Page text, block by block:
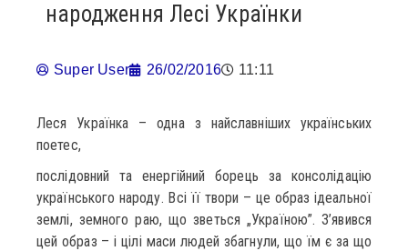
народження Лесі Українки
Super User 26/02/2016 11:11
Леся Українка – одна з найславніших українських
поетес,
послідовний та енергійний борець за консолідацію
українського народу. Всі її твори – це образ ідеальної
землі, земного раю, що зветься „Україною”. З’явився
цей образ – і цілі маси людей збагнули, що їм є за що